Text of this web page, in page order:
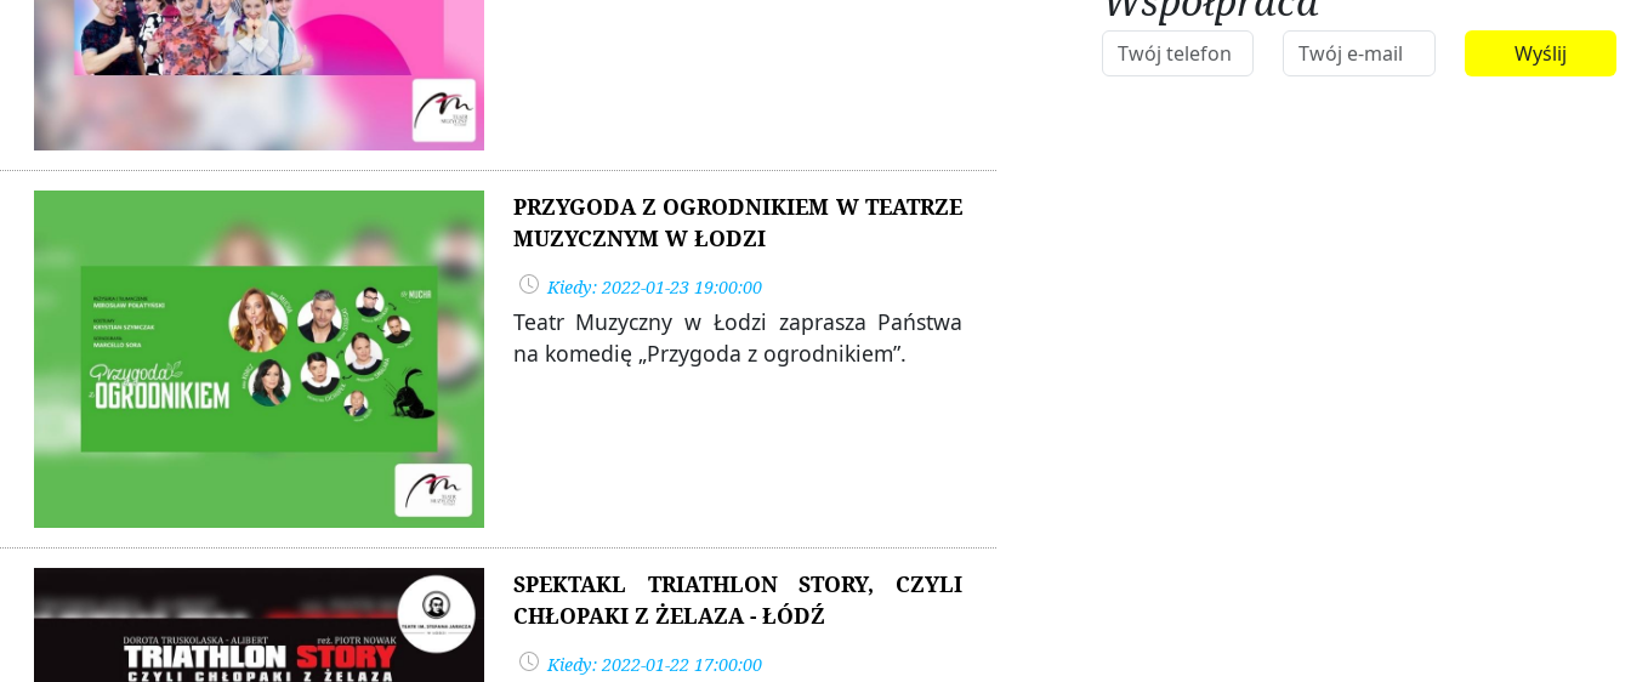
PRZYGODA Z OGRODNIKIEM W TEATRZE
MUZYCZNYM W ŁODZI
Kiedy: 2022-01-23 19:00:00
Teatr Muzyczny w Łodzi zaprasza Państwa
na komedię „Przygoda z ogrodnikiem”.
SPEKTAKL TRIATHLON STORY, CZYLI
CHŁOPAKI Z ŻELAZA - ŁÓDŹ
Kiedy: 2022-01-22 17:00:00